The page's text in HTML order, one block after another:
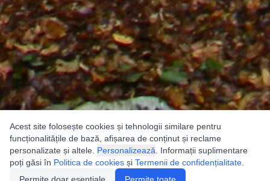
Acest site folosește cookies și tehnologii similare pentru
funcționalitățile de bază, afișarea de conținut și reclame
personalizate și altele. Personalizează . Informații suplimentare
poți găsi în Politica de cookies și Termenii de confidențialitate